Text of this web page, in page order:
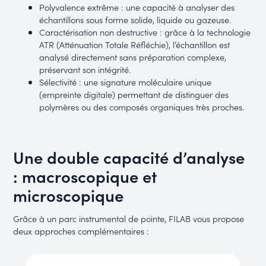
Polyvalence extrême : une capacité à analyser des
échantillons sous forme solide, liquide ou gazeuse.
Caractérisation non destructive : grâce à la technologie
ATR (Atténuation Totale Réfléchie), l’échantillon est
analysé directement sans préparation complexe,
préservant son intégrité.
Sélectivité : une signature moléculaire unique
(empreinte digitale) permettant de distinguer des
polymères ou des composés organiques très proches.
Une double capacité d’analyse
: macroscopique et
microscopique
Grâce à un parc instrumental de pointe, FILAB vous propose
deux approches complémentaires :